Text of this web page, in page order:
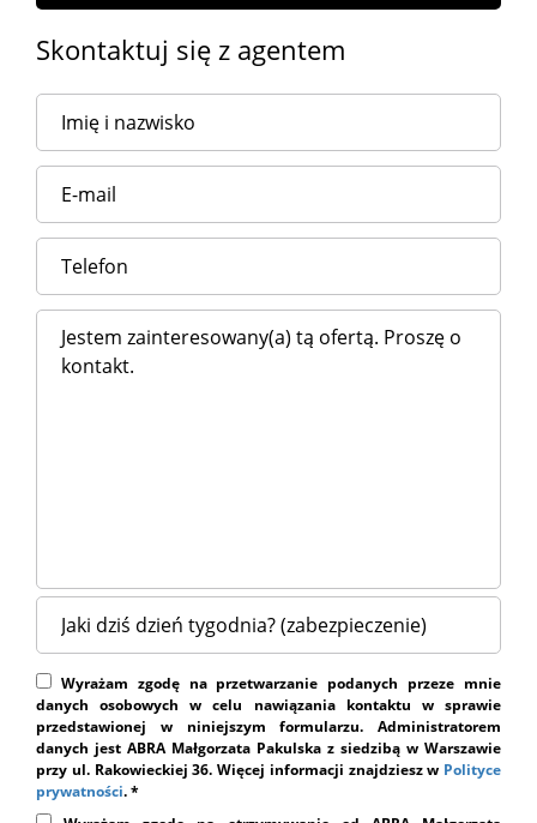
Skontaktuj się z agentem
Wyrażam zgodę na przetwarzanie podanych przeze mnie
danych osobowych w celu nawiązania kontaktu w sprawie
przedstawionej w niniejszym formularzu. Administratorem
danych jest ABRA Małgorzata Pakulska z siedzibą w Warszawie
przy ul. Rakowieckiej 36. Więcej informacji znajdziesz w Polityce
prywatności. *